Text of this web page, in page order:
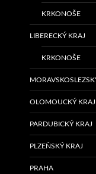
KRKONOŠE
LIBERECKÝ KRAJ
KRKONOŠE
OLOMOUCKÝ KRAJ
PARDUBICKÝ KRAJ
PLZEŇSKÝ KRAJ
PRAHA